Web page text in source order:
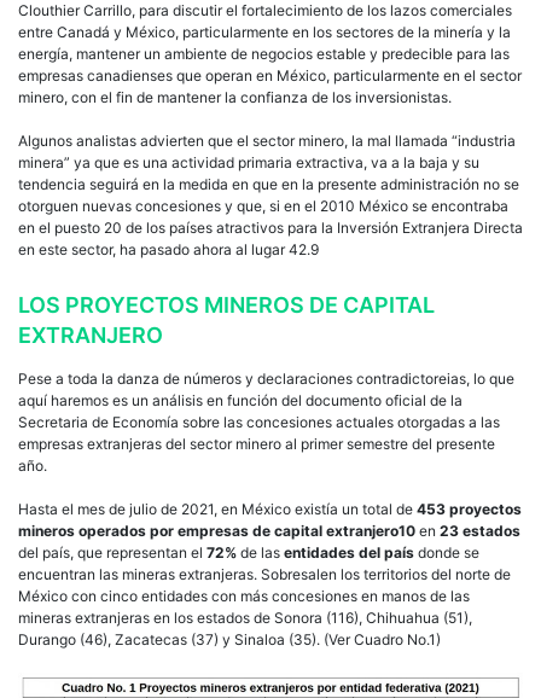
Clouthier Carrillo, para discutir el fortalecimiento de los lazos comerciales
entre Canadá y México, particularmente en los sectores de la minería y la
energía, mantener un ambiente de negocios estable y predecible para las
empresas canadienses que operan en México, particularmente en el sector
minero, con el fin de mantener la confianza de los inversionistas.
Algunos analistas advierten que el sector minero, la mal llamada “industria
minera” ya que es una actividad primaria extractiva, va a la baja y su
tendencia seguirá en la medida en que en la presente administración no se
otorguen nuevas concesiones y que, si en el 2010 México se encontraba
en el puesto 20 de los países atractivos para la Inversión Extranjera Directa
en este sector, ha pasado ahora al lugar 42.9
LOS PROYECTOS MINEROS DE CAPITAL
EXTRANJERO
Pese a toda la danza de números y declaraciones contradictoreias, lo que
aquí haremos es un análisis en función del documento oficial de la
Secretaria de Economía sobre las concesiones actuales otorgadas a las
empresas extranjeras del sector minero al primer semestre del presente
año.
Hasta el mes de julio de 2021, en México existía un total de 453 proyectos
mineros operados por empresas de capital extranjero10 en 23 estados
del país, que representan el 72% de las entidades del país donde se
encuentran las mineras extranjeras. Sobresalen los territorios del norte de
México con cinco entidades con más concesiones en manos de las
mineras extranjeras en los estados de Sonora (116), Chihuahua (51),
Durango (46), Zacatecas (37) y Sinaloa (35). (Ver Cuadro No.1)